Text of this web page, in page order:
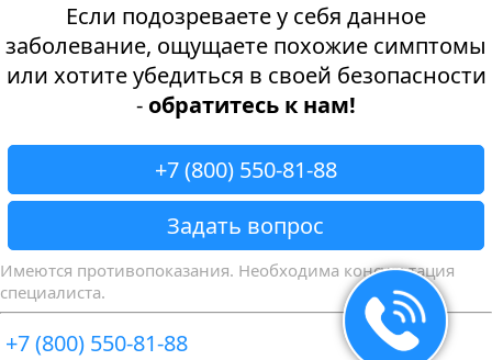
Если подозреваете у себя данное
заболевание, ощущаете похожие симптомы
или хотите убедиться в своей безопасности
- обратитесь к нам!
+7 (800) 550-81-88
Задать вопрос
Имеются противопоказания. Необходима консультация
специалиста.
+7 (800) 550-81-88